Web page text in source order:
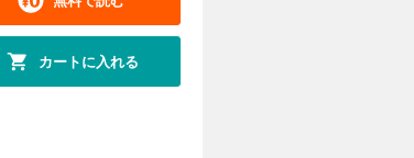
カートに入れる